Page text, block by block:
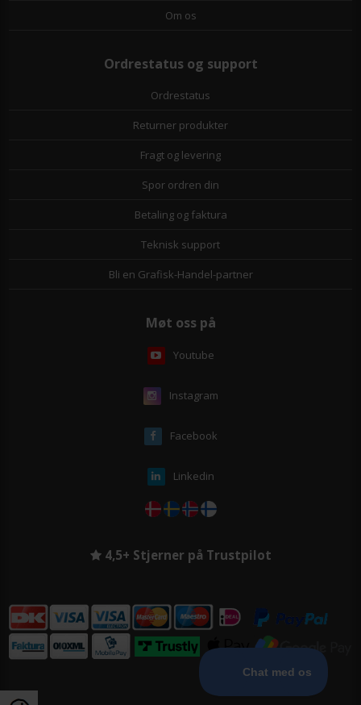
Om os
Ordrestatus og support
Ordrestatus
Returner produkter
Fragt og levering
Spor ordren din
Betaling og faktura
Teknisk support
Bli en Grafisk-Handel-partner
Møt oss på
Youtube
Instagram
Facebook
Linkedin
4,5+ Stjerner på Trustpilot